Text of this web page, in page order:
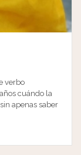
verbo
cuándo la
apenas saber